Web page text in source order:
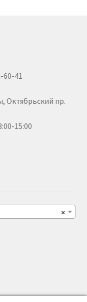
41
Октябрьский пр.
15:00
×